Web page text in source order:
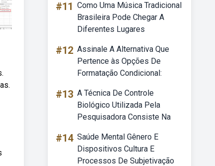
#11 Como Uma Música Tradicional
Brasileira Pode Chegar A
Diferentes Lugares
#12 Assinale A Alternativa Que
Pertence às Opções De
Formatação Condicional:
#13 A Técnica De Controle
Biológico Utilizada Pela
Pesquisadora Consiste Na
#14 Saúde Mental Gênero E
Dispositivos Cultura E
Processos De Subjetivação